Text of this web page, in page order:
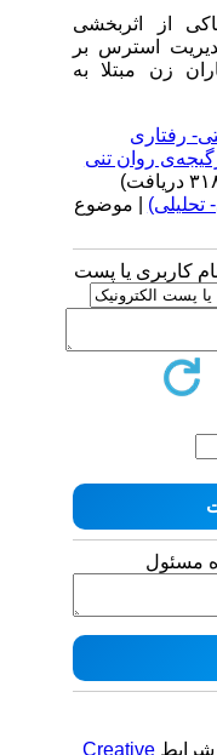
از اثر‌بخشی
استرس بر
زن مبتلا به
رفتاری
روان تنی
| موضوع
کاربری یا پست
مسئول
Creative